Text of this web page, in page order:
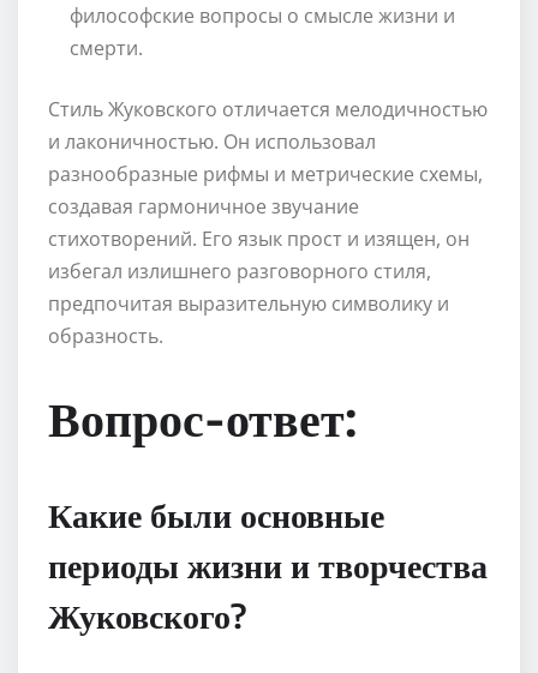
философские вопросы о смысле жизни и
смерти.
Стиль Жуковского отличается мелодичностью
и лаконичностью. Он использовал
разнообразные рифмы и метрические схемы,
создавая гармоничное звучание
стихотворений. Его язык прост и изящен, он
избегал излишнего разговорного стиля,
предпочитая выразительную символику и
образность.
Вопрос-ответ:
Какие были основные
периоды жизни и творчества
Жуковского?